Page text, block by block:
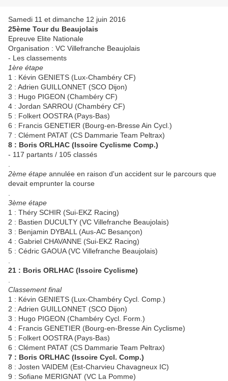
Samedi 11 et dimanche 12 juin 2016
25ème Tour du Beaujolais
Epreuve Elite Nationale
Organisation : VC Villefranche Beaujolais
- Les classements
1ère étape
1 : Kévin GENIETS (Lux-Chambéry CF)
2 : Adrien GUILLONNET (SCO Dijon)
3 : Hugo PIGEON (Chambéry CF)
4 : Jordan SARROU (Chambéry CF)
5 : Folkert OOSTRA (Pays-Bas)
6 : Francis GENETIER (Bourg-en-Bresse Ain Cycl.)
7 : Clément PATAT (CS Dammarie Team Peltrax)
8 : Boris ORLHAC (Issoire Cyclisme Comp.)
- 117 partants / 105 classés
2ème étape annulée en raison d'un accident sur le parcours que
devait emprunter la course
3ème étape
1 : Théry SCHIR (Sui-EKZ Racing)
2 : Bastien DUCULTY (VC Villefranche Beaujolais)
3 : Benjamin DYBALL (Aus-AC Besançon)
4 : Gabriel CHAVANNE (Sui-EKZ Racing)
5 : Cédric GAOUA (VC Villefranche Beaujolais)
21 : Boris ORLHAC (Issoire Cyclisme)
Classement final
1 : Kévin GENIETS (Lux-Chambéry Cycl. Comp.)
2 : Adrien GUILLONNET (SCO Dijon)
3 : Hugo PIGEON (Chambéry Cycl. Form.)
4 : Francis GENETIER (Bourg-en-Bresse Ain Cyclisme)
5 : Folkert OOSTRA (Pays-Bas)
6 : Clément PATAT (CS Dammarie Team Peltrax)
7 : Boris ORLHAC (Issoire Cycl. Comp.)
8 : Josten VAIDEM (Est-Charvieu Chavagneux IC)
9 : Sofiane MERIGNAT (VC La Pomme)